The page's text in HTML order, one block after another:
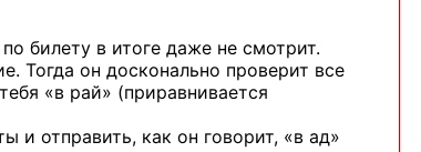
билету в итоге даже не смотрит.
Тогда он досконально проверит все
«в рай» (приравнивается
и отправить, как он говорит, «в ад»